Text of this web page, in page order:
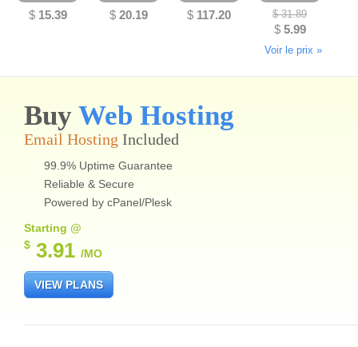
$15.39 $20.19 $ 117.20 $31.89
$5.99
Voir le prix »
Buy Web Hosting
Email Hosting Included
99.9% Uptime Guarantee
Reliable & Secure
Powered by cPanel/Plesk
Starting @
$ 3.91 /MO
VIEW PLANS